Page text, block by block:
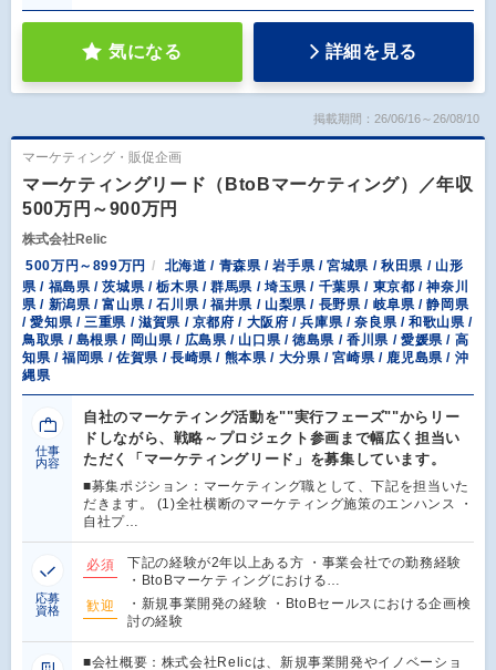
気になる 詳細を見る
掲載期間：26/06/16～26/08/10
マーケティング・販促企画
マーケティングリード（BtoBマーケティング）／年収
500万円～900万円
株式会社Relic
500万円～899万円
北海道 / 青森県 / 岩手県 / 宮城県 / 秋田県 / 山形
県 / 福島県 / 茨城県 / 栃木県 / 群馬県 / 埼玉県 / 千葉県 / 東京都 / 神奈川
県 / 新潟県 / 富山県 / 石川県 / 福井県 / 山梨県 / 長野県 / 岐阜県 / 静岡県
/ 愛知県 / 三重県 / 滋賀県 / 京都府 / 大阪府 / 兵庫県 / 奈良県 / 和歌山県 /
鳥取県 / 島根県 / 岡山県 / 広島県 / 山口県 / 徳島県 / 香川県 / 愛媛県 / 高
知県 / 福岡県 / 佐賀県 / 長崎県 / 熊本県 / 大分県 / 宮崎県 / 鹿児島県 / 沖
縄県
仕事
内容
自社のマーケティング活動を""実行フェーズ""からリー
ドしながら、戦略～プロジェクト参画まで幅広く担当い
ただく「マーケティングリード」を募集しています。
■募集ポジション：マーケティング職として、下記を担当いた
だきます。 (1)全社横断のマーケティング施策のエンハンス ・
自社プ…
応募
資格
必須
下記の経験が2年以上ある方 ・事業会社での勤務経験
・BtoBマーケティングにおける…
歓迎
・新規事業開発の経験 ・BtoBセールスにおける企画検
討の経験
■会社概要：株式会社Relicは、新規事業開発やイノベーショ